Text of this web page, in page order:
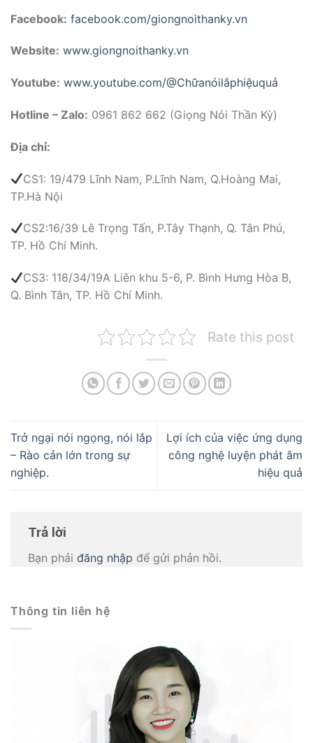
Facebook: facebook.com/giongnoithanky.vn
Website: www.giongnoithanky.vn
Youtube: www.youtube.com/@Chữanóilắphiệuquả
Hotline – Zalo: 0961 862 662 (Giọng Nói Thần Kỳ)
Địa chỉ:
CS1: 19/479 Lĩnh Nam, P.Lĩnh Nam, Q.Hoàng Mai,
TP.Hà Nội
CS2:16/39 Lê Trọng Tấn, P.Tây Thạnh, Q. Tân Phú,
TP. Hồ Chí Minh.
CS3: 118/34/19A Liên khu 5-6, P. Bình Hưng Hòa B,
Q. Bình Tân, TP. Hồ Chí Minh.
Rate this post
Trở ngại nói ngọng, nói lắp
– Rào cản lớn trong sự
nghiệp.
Lợi ích của việc ứng dụng
công nghệ luyện phát âm
hiệu quả
Trả lời
Bạn phải đăng nhập để gửi phản hồi.
Thông tin liên hệ